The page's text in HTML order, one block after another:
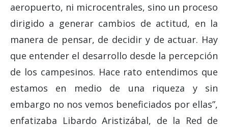
aeropuerto, ni microcentrales, sino un proceso
dirigido a generar cambios de actitud, en la
manera de pensar, de decidir y de actuar. Hay
que entender el desarrollo desde la percepción
de los campesinos. Hace rato entendimos que
estamos en medio de una riqueza y sin
embargo no nos vemos beneficiados por ellas”,
enfatizaba Libardo Aristizábal, de la Red de